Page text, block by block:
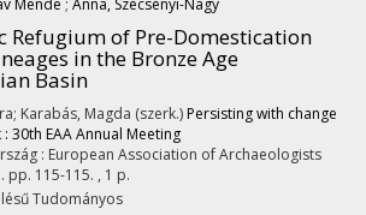
Mende ; Anna, Szécsényi-Nagy
Refugium of Pre-Domestication
in the Bronze Age
Basin
Karabás, Magda (szerk.) Persisting with change
30th EAA Annual Meeting
: European Association of Archaeologists
pp. 115-115. , 1 p.
Tudományos